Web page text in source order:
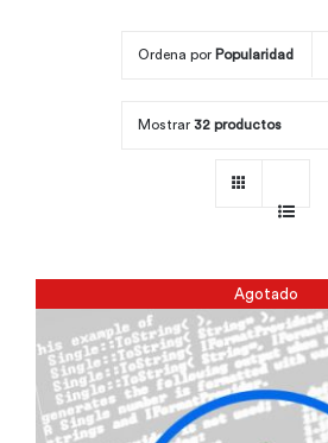
Ordena por Popularidad
Mostrar 32 productos
Agotado